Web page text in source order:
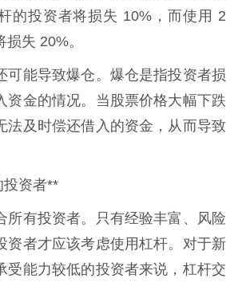
的投资者将损失 10%，而使用 2
失 20%。
可能导致爆仓。爆仓是指投资者损
资金的情况。当股票价格大幅下跌
法及时偿还借入的资金，从而导致
投资者**
所有投资者。只有经验丰富、风险
资者才应该考虑使用杠杆。对于新
受能力较低的投资者来说，杠杆交